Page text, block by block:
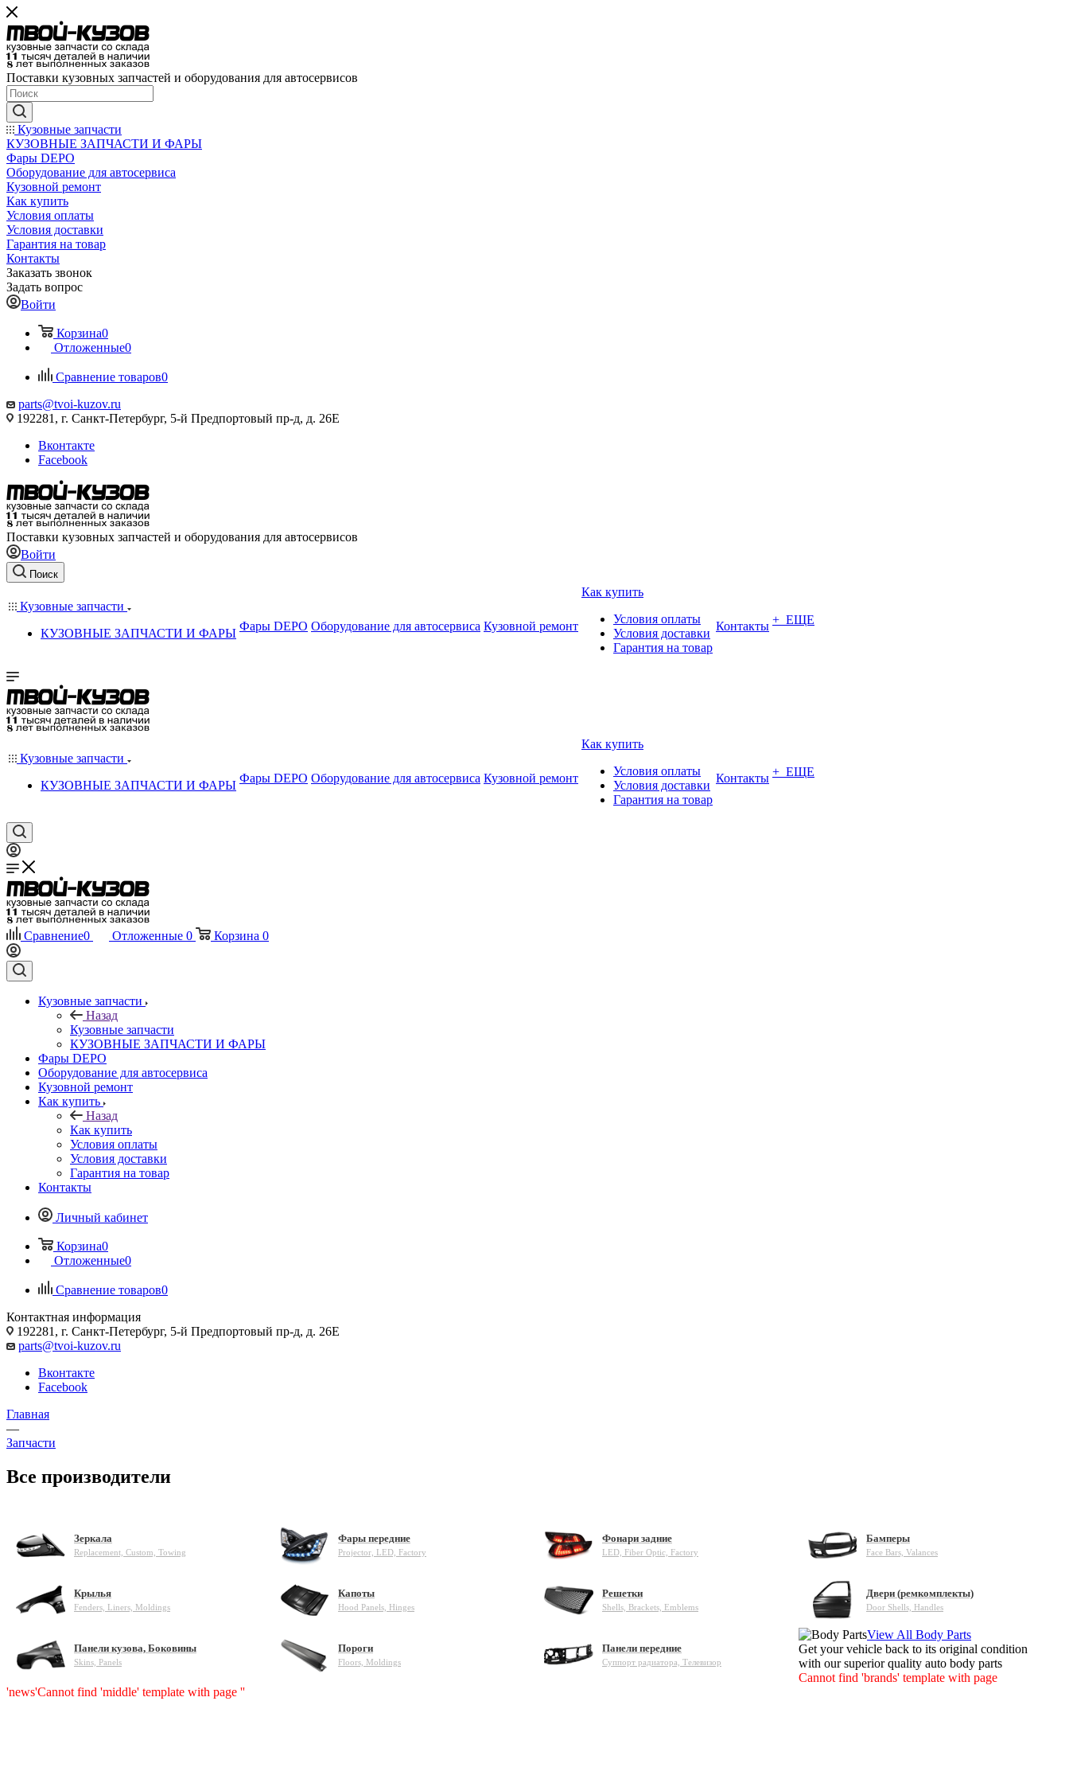
Поставки кузовных запчастей и оборудования для автосервисов
Кузовные запчасти
КУЗОВНЫЕ ЗАПЧАСТИ И ФАРЫ
Фары DEPO
Оборудование для автосервиса
Кузовной ремонт
Как купить
Условия оплаты
Условия доставки
Гарантия на товар
Контакты
Заказать звонок
Задать вопрос
Войти
Корзина0
Отложенные0
Сравнение товаров0
parts@tvoi-kuzov.ru
192281, г. Санкт-Петербург, 5-й Предпортовый пр-д, д. 26Е
Вконтакте
Facebook
Поставки кузовных запчастей и оборудования для автосервисов
Войти
Поиск
Кузовные запчасти
КУЗОВНЫЕ ЗАПЧАСТИ И ФАРЫ
Фары DEPO Оборудование для автосервиса Кузовной ремонт
Как купить
Условия оплаты
Условия доставки
Гарантия на товар
Контакты + ЕЩЕ
Кузовные запчасти
КУЗОВНЫЕ ЗАПЧАСТИ И ФАРЫ
Фары DEPO Оборудование для автосервиса Кузовной ремонт
Как купить
Условия оплаты
Условия доставки
Гарантия на товар
Контакты + ЕЩЕ
Сравнение0 Отложенные 0 Корзина 0
Кузовные запчасти
Назад
Кузовные запчасти
КУЗОВНЫЕ ЗАПЧАСТИ И ФАРЫ
Фары DEPO
Оборудование для автосервиса
Кузовной ремонт
Как купить
Назад
Как купить
Условия оплаты
Условия доставки
Гарантия на товар
Контакты
Личный кабинет
Корзина0
Отложенные0
Сравнение товаров0
Контактная информация
192281, г. Санкт-Петербург, 5-й Предпортовый пр-д, д. 26Е
parts@tvoi-kuzov.ru
Вконтакте
Facebook
Главная
—
Запчасти
Все производители
Зеркала
Replacement, Custom, Towing
Фары передние
Projector, LED, Factory
Фонари задние
LED, Fiber Optic, Factory
Бамперы
Face Bars, Valances
Крылья
Fenders, Liners, Moldings
Капоты
Hood Panels, Hinges
Решетки
Shells, Brackets, Emblems
Двери (ремкомплекты)
Door Shells, Handles
Панели кузова, Боковины
Skins, Panels
Пороги
Floors, Moldings
Панели передние
Суппорт радиатора, Телевизор
View All Body Parts
Get your vehicle back to its original condition
with our superior quality auto body parts
Cannot find 'brands' template with page
'news'Cannot find 'middle' template with page ''